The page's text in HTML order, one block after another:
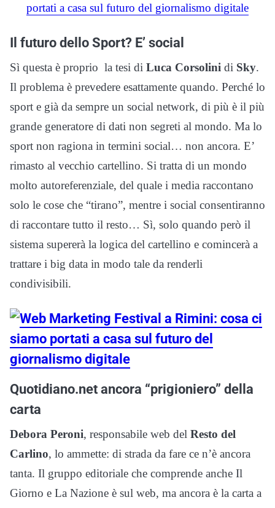
Il futuro dello Sport? E’ social
Sì questa è proprio la tesi di Luca Corsolini di Sky.
Il problema è prevedere esattamente quando. Perché lo
sport e già da sempre un social network, di più è il più
grande generatore di dati non segreti al mondo. Ma lo
sport non ragiona in termini social… non ancora. E’
rimasto al vecchio cartellino. Si tratta di un mondo
molto autoreferenziale, del quale i media raccontano
solo le cose che “tirano”, mentre i social consentiranno
di raccontare tutto il resto… Sì, solo quando però il
sistema supererà la logica del cartellino e comincerà a
trattare i big data in modo tale da renderli
condivisibili.
Quotidiano.net ancora “prigioniero” della
carta
Debora Peroni, responsabile web del Resto del
Carlino, lo ammette: di strada da fare ce n’è ancora
tanta. Il gruppo editoriale che comprende anche Il
Giorno e La Nazione è sul web, ma ancora è la carta a